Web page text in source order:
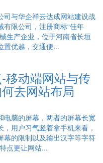
司与华企祥云达成网站建设战
限公司，注册商标“佳年
生产企业，位于河南省长垣
置优越，交通便...
移动端网站与传
去网站布局
电脑的屏幕，两者的屏幕长宽
用户习气竖着拿手机来看，
幕的限制以及输出汉字等字符
点更让网站...